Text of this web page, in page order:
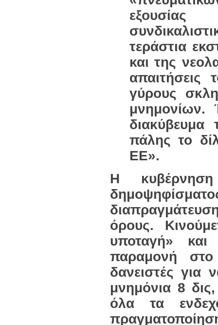
εξουσίας
τεράστια
και της
γύρους
μνημονίων.
πάλης το
ΕΕ».
Η
όρους.
υποταγή»
παραμονή
δανειστές για
μνημόνια 8
όλα τα